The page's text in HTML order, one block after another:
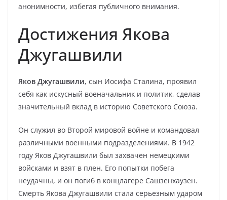
анонимности, избегая публичного внимания.
Достижения Якова
Джугашвили
Яков Джугашвили, сын Иосифа Сталина, проявил
себя как искусный военачальник и политик, сделав
значительный вклад в историю Советского Союза.
Он служил во Второй мировой войне и командовал
различными военными подразделениями. В 1942
году Яков Джугашвили был захвачен немецкими
войсками и взят в плен. Его попытки побега
неудачны, и он погиб в концлагере Сашзенхаузен.
Смерть Якова Джугашвили стала серьезным ударом